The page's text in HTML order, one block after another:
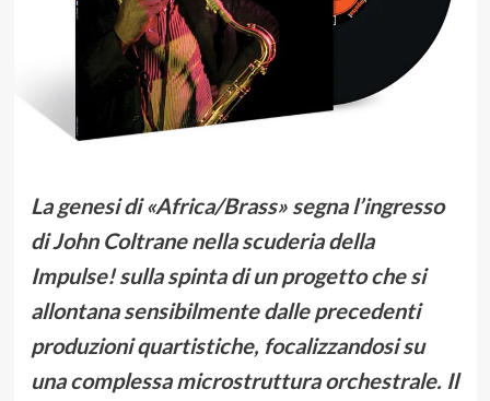
La genesi di «Africa/Brass» segna l’ingresso
di John Coltrane nella scuderia della
Impulse! sulla spinta di un progetto che si
allontana sensibilmente dalle precedenti
produzioni quartistiche, focalizzandosi su
una complessa microstruttura orchestrale. Il